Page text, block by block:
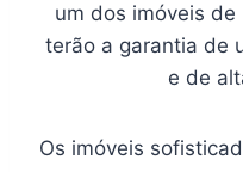
um dos imóveis
terão a garantia de
e de
Os imóveis